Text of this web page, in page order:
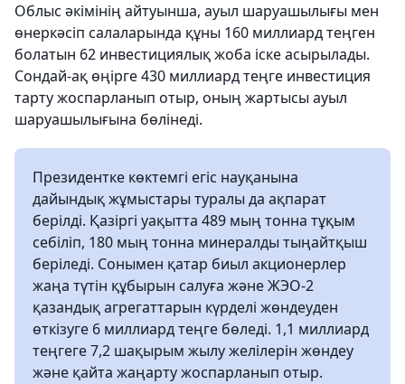
Облыс әкімінің айтуынша, ауыл шаруашылығы мен
өнеркәсіп салаларында құны 160 миллиард теңген
болатын 62 инвестициялық жоба іске асырылады.
Сондай-ақ өңірге 430 миллиард теңге инвестиция
тарту жоспарланып отыр, оның жартысы ауыл
шаруашылығына бөлінеді.
Президентке көктемгі егіс науқанына
дайындық жұмыстары туралы да ақпарат
берілді. Қазіргі уақытта 489 мың тонна тұқым
себіліп, 180 мың тонна минералды тыңайтқыш
беріледі. Сонымен қатар биыл акционерлер
жаңа түтін құбырын салуға және ЖЭО-2
қазандық агрегаттарын күрделі жөндеуден
өткізуге 6 миллиард теңге бөледі. 1,1 миллиард
теңгеге 7,2 шақырым жылу желілерін жөндеу
және қайта жаңарту жоспарланып отыр.